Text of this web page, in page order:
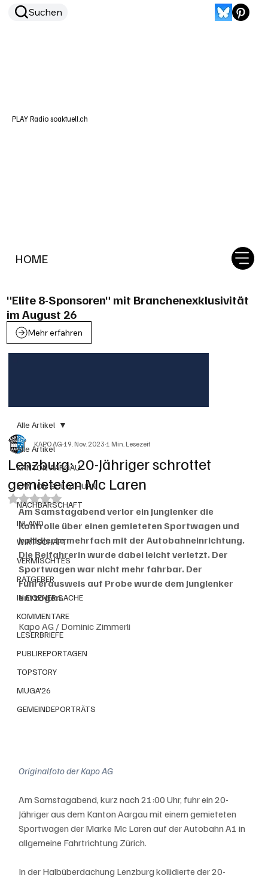
HOME
Suchen
PLAY Radio soaktuell.ch
"Elite 8-Sponsoren" mit Branchenexklusivität
im August 26
Mehr erfahren
Alle Artikel
KANTON AARGAU
KANTON SOLOTHURN
NACHBARSCHAFT
INLAND
WIRTSCHAFT
VERMISCHTES
RATGEBER
IN EIGENER SACHE
KOMMENTARE
LESERBRIEFE
PUBLIREPORTAGEN
TOPSTORY
MUGA'26
GEMEINDEPORTRÄTS
Alle Artikel
Lenzburg: 20-Jähriger schrottet
gemieteten Mc Laren
KAPO AG19. Nov. 20231 Min. Lesezeit
Mit NaN von 5 Sternen bewertet.
Am Samstagabend verlor ein Junglenker die
Kontrolle über einen gemieteten Sportwagen und
kollidierte mehrfach mit der Autobahneinrichtung.
Die Beifahrerin wurde dabei leicht verletzt. Der
Sportwagen war nicht mehr fahrbar. Der
Führerausweis auf Probe wurde dem Junglenker
entzogen.
Kapo AG / Dominic Zimmerli
Originalfoto der Kapo AG
Am Samstagabend, kurz nach 21:00 Uhr, fuhr ein 20-
Jähriger aus dem Kanton Aargau mit einem gemieteten
Sportwagen der Marke Mc Laren auf der Autobahn A1 in
allgemeine Fahrtrichtung Zürich.
In der Halbüberdachung Lenzburg kollidierte der 20-